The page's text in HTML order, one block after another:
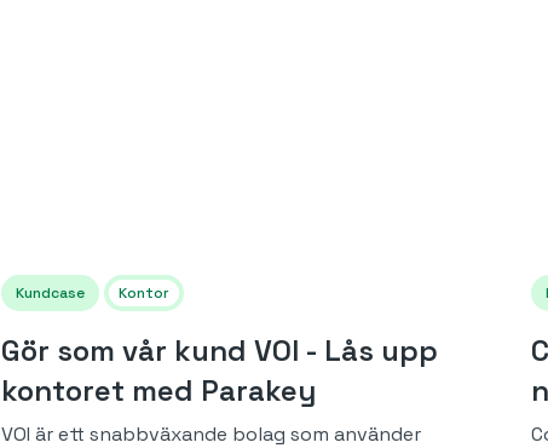
Kundcase Kontor
Gör som vår kund VOI - Lås upp
kontoret med Parakey
VOI är ett snabbväxande bolag som använder